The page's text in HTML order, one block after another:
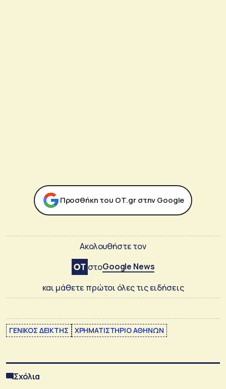
Προσθήκη του ΟΤ.gr στην Google
Ακολουθήστε τον
στοGoogle News
και μάθετε πρώτοι όλες τις ειδήσεις
ΓΕΝΙΚΟΣ ΔΕΙΚΤΗΣ ΧΡΗΜΑΤΙΣΤΗΡΙΟ ΑΘΗΝΩΝ
Σχόλια